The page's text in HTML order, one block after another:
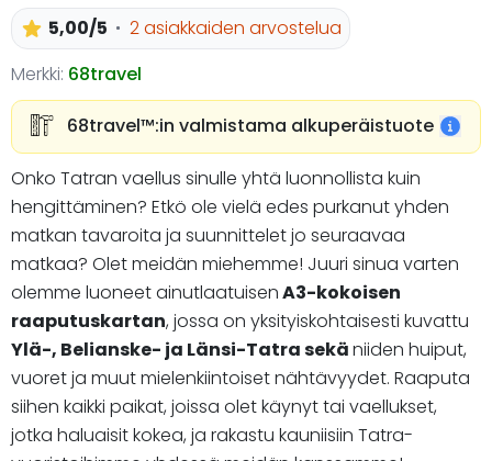
5,00/5
2 asiakkaiden arvostelua
Merkki: 68travel
68travel™️:in valmistama alkuperäistuote
Onko Tatran vaellus sinulle yhtä luonnollista kuin
hengittäminen? Etkö ole vielä edes purkanut yhden
matkan tavaroita ja suunnittelet jo seuraavaa
matkaa? Olet meidän miehemme! Juuri sinua varten
olemme luoneet ainutlaatuisenA3-kokoisen
raaputuskartan, jossa on yksityiskohtaisesti kuvattu
Ylä-, Belianske- ja Länsi-Tatra sekäniiden huiput,
vuoret ja muut mielenkiintoiset nähtävyydet. Raaputa
siihen kaikki paikat, joissa olet käynyt tai vaellukset,
jotka haluaisit kokea, ja rakastu kauniisiin Tatra-